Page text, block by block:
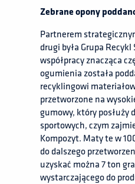
Zebrane opony
Partnerem
drugi była Grupa
współpracy znacząca
ogumienia została
recyklingowi
przetworzone na
gumowy, który posłuży
sportowych, czym
Kompozyt. Maty te w
do dalszego
uzyskać można 7 ton
wystarczającego do